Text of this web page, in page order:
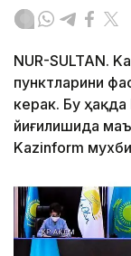
NUR-SULTAN.
пунктларини
керак. Бу
йиғилишида
Kazinform